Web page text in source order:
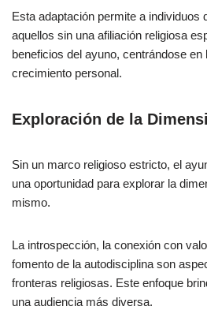
Esta adaptación permite a individuos
aquellos sin una afiliación religiosa
beneficios del ayuno, centrándose en
crecimiento personal.
Exploración de la
Sin un marco religioso estricto, el
una oportunidad para explorar la
mismo.
La introspección, la conexión con
fomento de la autodisciplina son
fronteras religiosas. Este enfoque
una audiencia más diversa.